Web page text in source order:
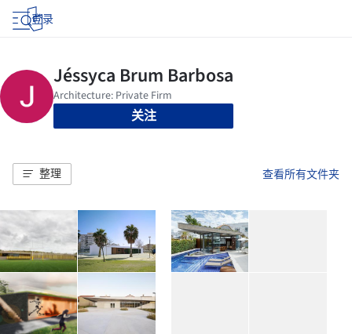
登录
关注
整理 查看所有文件夹